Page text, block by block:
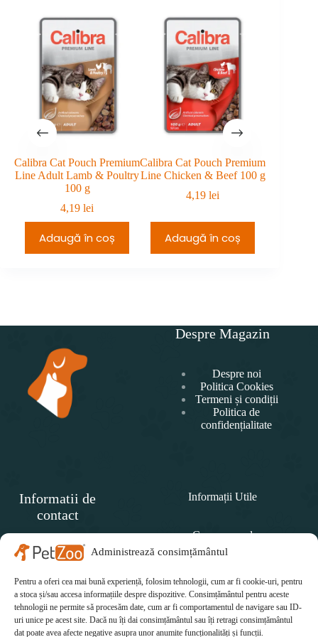
Administrează consimțământul
Pentru a oferi cea mai bună experiență, folosim tehnologii, cum ar fi cookie-uri, pentru
a stoca și/sau accesa informațiile despre dispozitive. Consimțământul pentru aceste
tehnologii ne permite să procesăm date, cum ar fi comportamentul de navigare sau ID-
uri unice pe acest site. Dacă nu îți dai consimțământul sau îți retragi consimțământul
dat poate avea afecte negative asupra unor anumite funcționalități și funcții.
240,98 lei
până
la
270,98 lei.
până
la
229,99 lei.
Calibra Cat Pouch Premium
Line Adult Lamb & Poultry
100 g
4,19lei
Adaugă în coș
Calibra Cat Pouch Premium
Line Chicken & Beef 100 g
4,19lei
Adaugă în coș
Despre Magazin
Despre noi
Politica Cookies
Termeni și condiții
Politica de
confidențialitate
Informatii de
contact
PET
Telefon:
0771 415 812
Email:
Informații Utile
Cum comand
Politica de retur
Cum plătesc
Cum se livrează